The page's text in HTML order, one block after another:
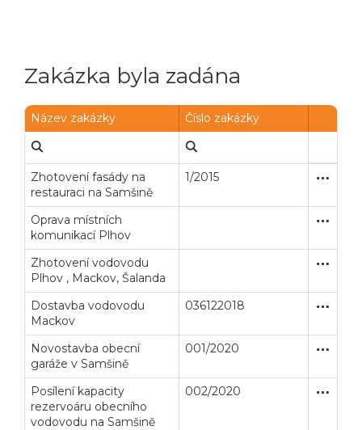
Zakázka byla zadána
Název zakázky Číslo zakázky
Zhotovení fasády na
restauraci na Samšině
1/2015
Oprava místních
komunikací Plhov
Zhotovení vodovodu
Plhov , Mackov, Šalanda
Dostavba vodovodu
Mackov
036122018
Novostavba obecní
garáže v Samšině
001/2020
Posílení kapacity
rezervoáru obecního
vodovodu na Samšině
002/2020